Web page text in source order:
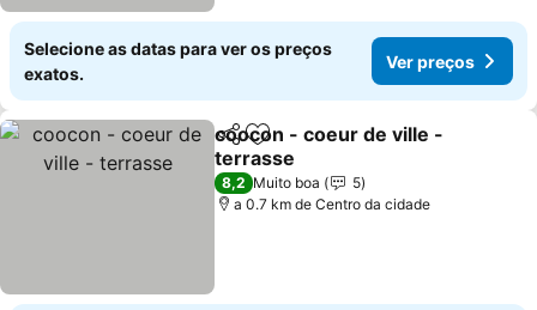
Selecione as datas para ver os preços
exatos.
Ver preços
PartilharAdicionar aos favoritos
coocon - coeur de ville -
terrasse
8,2 Muito boa
5
a 0.7 km de Centro da cidade